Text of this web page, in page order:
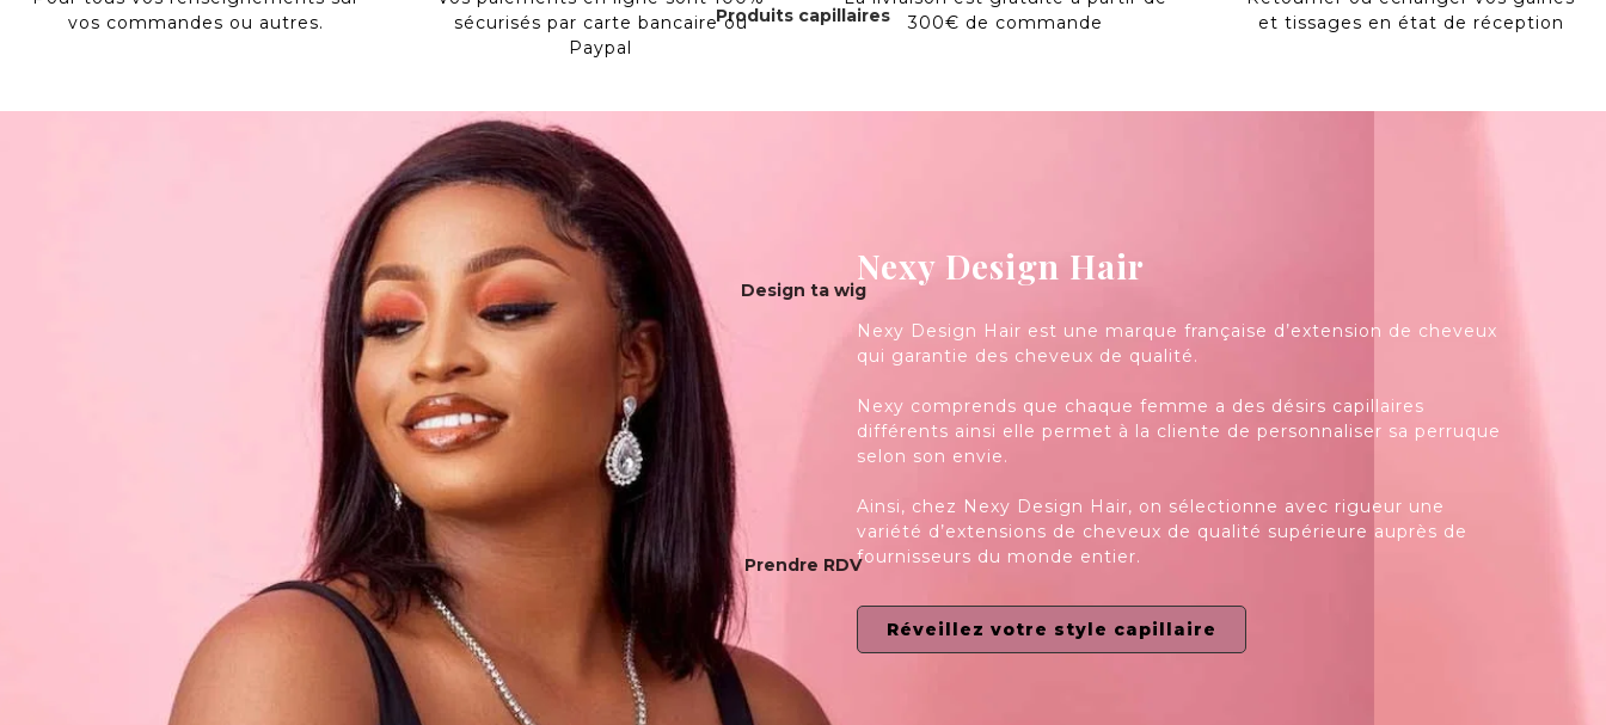
Produits capillaires
Design ta wig
Prendre RDV
vos commandes ou autres.
sécurisés par carte bancaire ou
Paypal
300€ de commande
et tissages en état de réception
Nexy Design Hair
Nexy Design Hair est une marque française d’extension de cheveux
qui garantie des cheveux de qualité.
Nexy comprends que chaque femme a des désirs capillaires
différents ainsi elle permet à la cliente de personnaliser sa perruque
selon son envie.
Ainsi, chez Nexy Design Hair, on sélectionne avec rigueur une
variété d’extensions de cheveux de qualité supérieure auprès de
fournisseurs du monde entier.
Réveillez votre style capillaire